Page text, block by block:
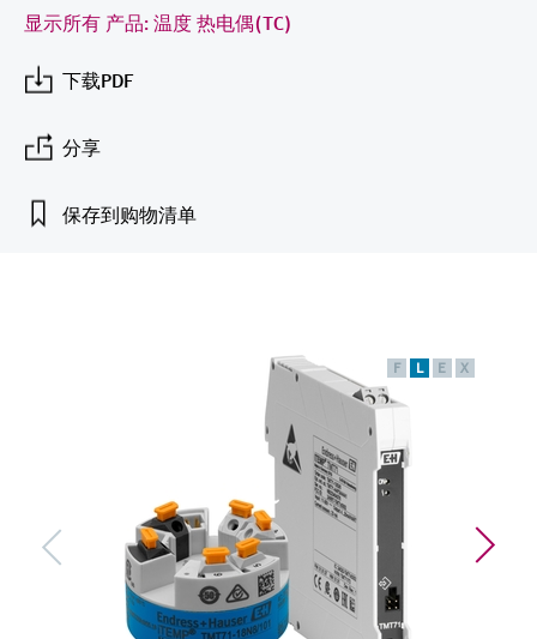
光学分析
Netilion IIoT
软件
Applicator 选型和计算软件
通过应用参数查找、选择并配置产品
查找产品具体信息和文档
备件查找工具
您可通过产品型号、订单代码或序列号，轻
Conductive level measurement
Float switch level measurement
放射线物位测量
阻旋料位开关
Level measurement with pressure
全自动水质采样仪
TOC、COD和SAC分析仪
ORP电极和变送器
污泥界面传感器和变送器
Memosens数字技术
温度开关
表面温度计
线缆式温度计
多点温度计
能量管理仪和应用管理仪
浪涌保护器
选购全部
空气质量测量装置
烟雾探测器
视距测量仪
超高探测器
Netilion Device Viewer
Netilion Water
续的未来
公用工程：可靠使用蒸汽
数字化驱动流程工业转型升级
决策级过程透明度，赋能卓越运营
根据需要，从培训、研讨会、展会、峰会或
在线研讨会等各种活动中灵活选择。
您的Endress+Hauser职业生涯
文化与价值观
可持续发展
关联公司
Endress+Hauser SICK
Endress+Hauser Technology China
查找市场活动及培训
Endress+Hauser SICK
显示所有 产品: 温度 热电偶(TC)
下载PDF
分享
保存到购物清单
F L E X